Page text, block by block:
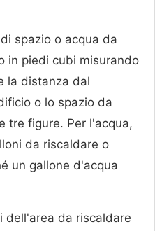
spazio o acqua da
in piedi cubi misurando
la distanza dal
o lo spazio da
tre figure. Per l'acqua,
da riscaldare o
un gallone d'acqua
dell'area da riscaldare